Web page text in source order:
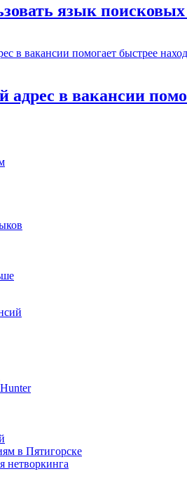
язык
адрес в вакансии
в Пятигорске
нетворкинга